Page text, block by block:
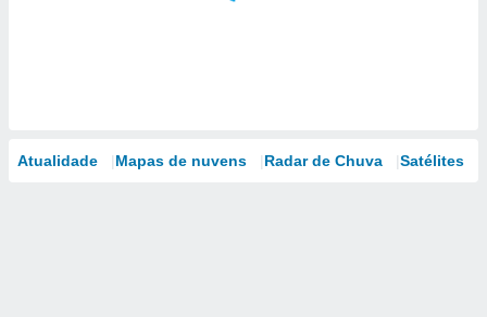
Atualidade Mapas de nuvens Radar de Chuva Satélites